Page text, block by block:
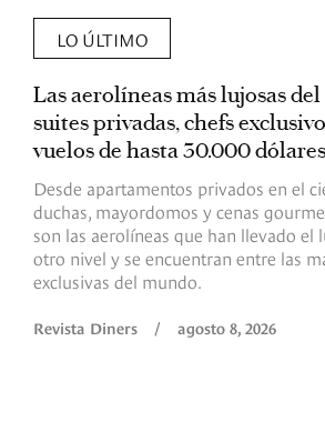
LO ÚLTIMO
Las aerolíneas más lujosas
suites privadas, chefs
vuelos de hasta 30.000 dólares
Desde apartamentos privados en el
duchas, mayordomos y cenas
son las aerolíneas que han llevado el
otro nivel y se encuentran entre las
exclusivas del mundo.
Revista Diners / agosto 8, 2026